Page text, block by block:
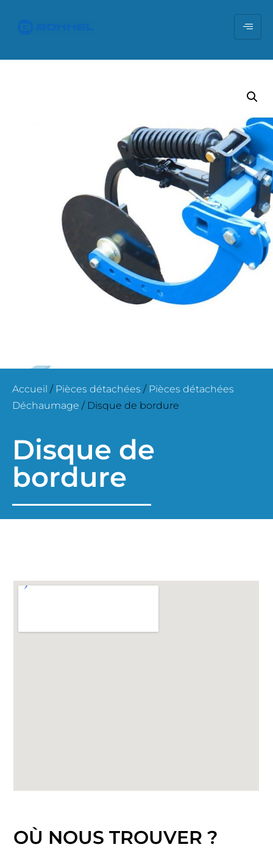
Accueil / Pièces détachées / Pièces détachées
Déchaumage / Disque de bordure
Disque de
bordure
OÙ NOUS TROUVER ?